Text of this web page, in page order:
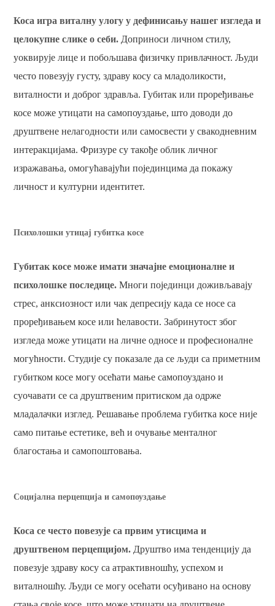
Коса игра виталну улогу у дефинисању нашег изгледа и
целокупне слике о себи. Доприноси личном стилу,
уоквирује лице и побољшава физичку привлачност. Људи
често повезују густу, здраву косу са младоликости,
виталности и доброг здравља. Губитак или проређивање
косе може утицати на самопоуздање, што доводи до
друштвене нелагодности или самосвести у свакодневним
интеракцијама. Фризуре су такође облик личног
изражавања, омогућавајући појединцима да покажу
личност и културни идентитет.
Психолошки утицај губитка косе
Губитак косе може имати значајне емоционалне и
психолошке последице. Многи појединци доживљавају
стрес, анксиозност или чак депресију када се носе са
проређивањем косе или ћелавости. Забринутост због
изгледа може утицати на личне односе и професионалне
могућности. Студије су показале да се људи са приметним
губитком косе могу осећати мање самопоуздано и
суочавати се са друштвеним притиском да одрже
младалачки изглед. Решавање проблема губитка косе није
само питање естетике, већ и очување менталног
благостања и самопоштовања.
Социјална перцепција и самопоуздање
Коса се често повезује са првим утисцима и
друштвеном перцепцијом. Друштво има тенденцију да
повезује здраву косу са атрактивношћу, успехом и
виталношћу. Људи се могу осећати осуђивано на основу